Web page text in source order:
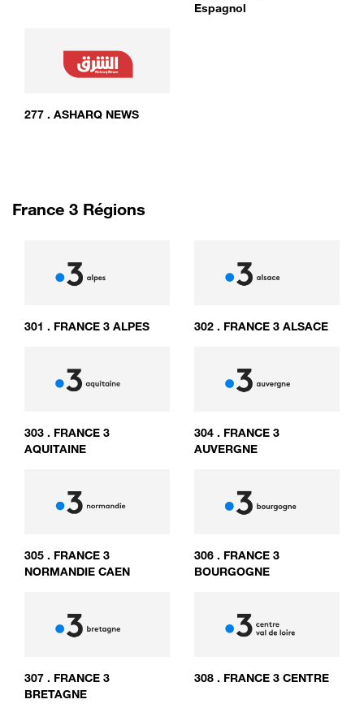
Espagnol
277 . ASHARQ NEWS
France 3 Régions
301 . FRANCE 3 ALPES 302 . FRANCE 3 ALSACE
303 . FRANCE 3
AQUITAINE
304 . FRANCE 3
AUVERGNE
305 . FRANCE 3
NORMANDIE CAEN
306 . FRANCE 3
BOURGOGNE
307 . FRANCE 3
BRETAGNE
308 . FRANCE 3 CENTRE